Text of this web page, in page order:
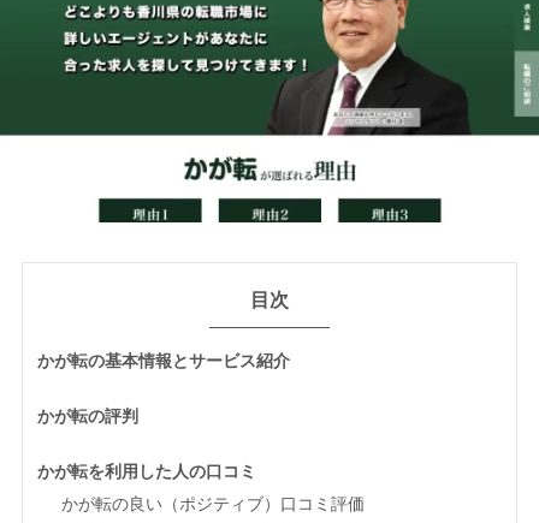
目次
かが転の基本情報とサービス紹介
かが転の評判
かが転を利用した人の口コミ
かが転の良い（ポジティブ）口コミ評価